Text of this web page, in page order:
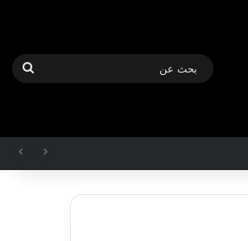
بحث